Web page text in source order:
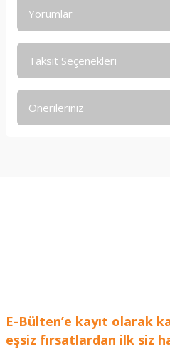
Yorumlar
Taksit Seçenekleri
Önerileriniz
E-Bülten’e kayıt olarak
eşsiz fırsatlardan ilk siz